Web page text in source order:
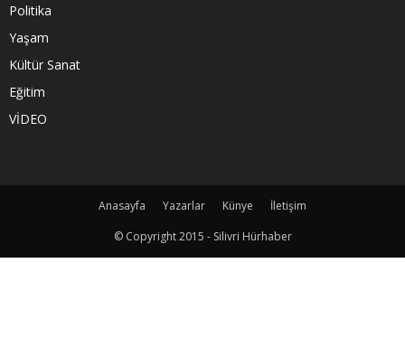
Politika
Yaşam
Kültür Sanat
Eğitim
VİDEO
Anasayfa Yazarlar Künye
İletişim
© Copyright 2015 - Silivri Hürhaber